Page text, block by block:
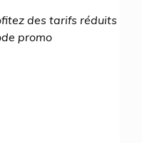
des tarifs réduits
promo